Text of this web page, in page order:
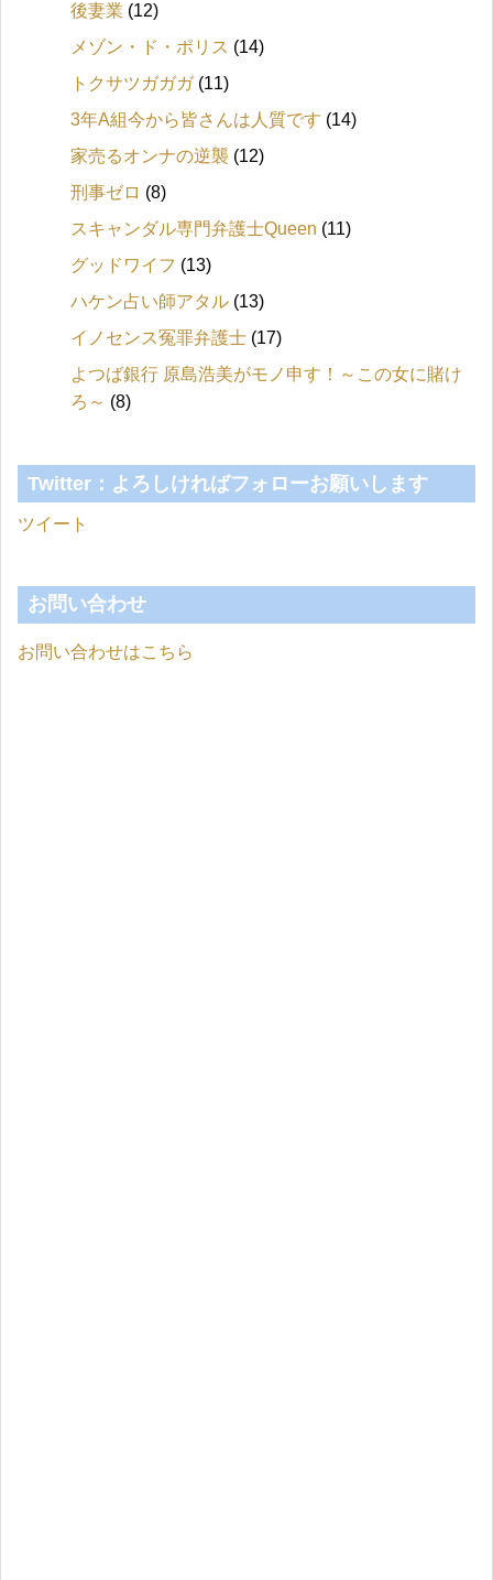
後妻業 (12)
メゾン・ド・ポリス (14)
トクサツガガガ(11)
3年A組今から皆さんは人質です (14)
家売るオンナの逆襲 (12)
刑事ゼロ (8)
スキャンダル専門弁護士Queen (11)
グッドワイフ (13)
ハケン占い師アタル (13)
イノセンス冤罪弁護士 (17)
よつば銀行 原島浩美がモノ申す！～この女に賭け
ろ～ (8)
Twitter：よろしければフォローお願いします
ツイート
お問い合わせ
お問い合わせはこちら